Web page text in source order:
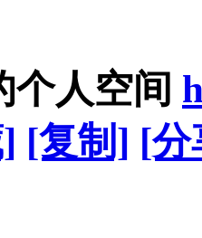
个人空间
[复制] [分